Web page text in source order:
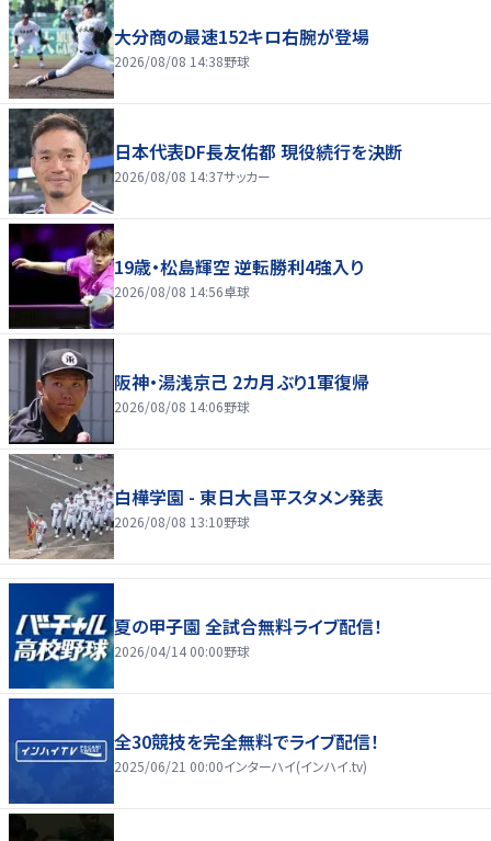
大分商の最速152キロ右腕が登場
2026/08/08 14:38野球
日本代表DF長友佑都 現役続行を決断
2026/08/08 14:37サッカー
19歳・松島輝空 逆転勝利4強入り
2026/08/08 14:56卓球
阪神・湯浅京己 2カ月ぶり1軍復帰
2026/08/08 14:06野球
白樺学園 - 東日大昌平スタメン発表
2026/08/08 13:10野球
夏の甲子園 全試合無料ライブ配信！
2026/04/14 00:00野球
全30競技を完全無料でライブ配信！
2025/06/21 00:00インターハイ(インハイ.tv)